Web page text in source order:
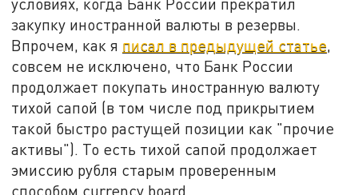
закупку иностранной валюты в резервы.
Впрочем, как я писал в предыдущей статье,
совсем не исключено, что Банк России
продолжает покупать иностранную валюту
тихой сапой (в том числе под прикрытием
такой быстро растущей позиции как "прочие
активы"). То есть тихой сапой продолжает
эмиссию рубля старым проверенным
способом currency board.